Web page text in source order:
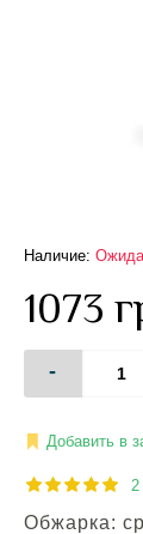
Наличие:
1073
-
Добавить в
Обжарка: